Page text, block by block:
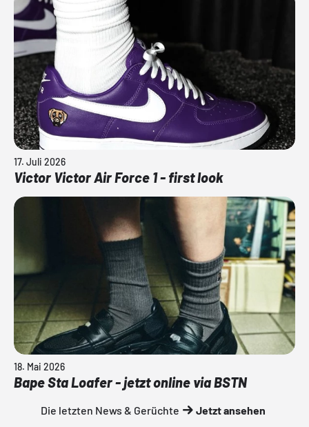
17. Juli 2026
Victor Victor Air Force 1 - first look
18. Mai 2026
Bape Sta Loafer - jetzt online via BSTN
Die letzten News & Gerüchte Jetzt ansehen